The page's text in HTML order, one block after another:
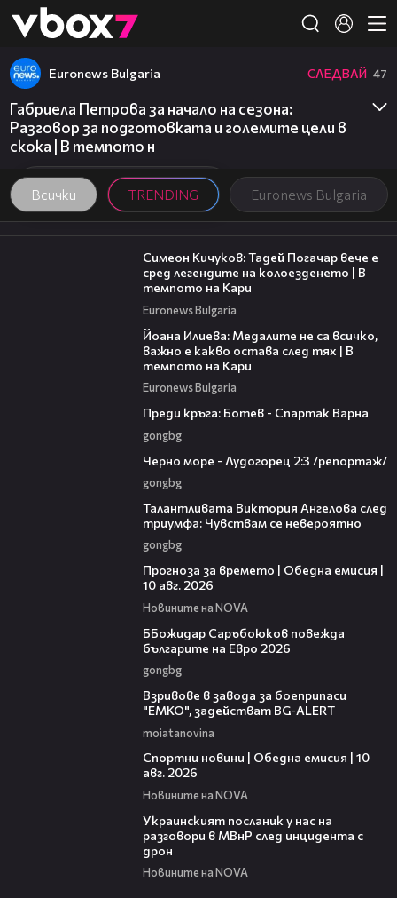
👾
Всички TRENDING Euronews Bulgaria
Euronews Bulgaria СЛЕДВАЙ 47
Габриела Петрова за начало на сезона:
Разговор за подготовката и големите цели в
скока | В темпото н
11:23
Симеон Кичуков: Тадей Погачар вече е
сред легендите на колоезденето | В
темпото на Кари
Euronews Bulgaria
Йоана Илиева: Медалите не са всичко,
важно е какво остава след тях | В
темпото на Кари
Euronews Bulgaria
Преди кръга: Ботев - Спартак Варна
gongbg
Черно море - Лудогорец 2:3 /репортаж/
gongbg
Талантливата Виктория Ангелова след
триумфа: Чувствам се невероятно
gongbg
Прогноза за времето | Обедна емисия |
10 авг. 2026
Новините на NOVA
ББожидар Саръбоюков повежда
българите на Евро 2026
gongbg
Взривове в завода за боеприпаси
"ЕМКО", задействат BG-ALERT
moiatanovina
Спортни новини | Обедна емисия | 10
aвг. 2026
Новините на NOVA
Украинският посланик у нас на
разговори в МВнР след инцидента с
дрон
Новините на NOVA